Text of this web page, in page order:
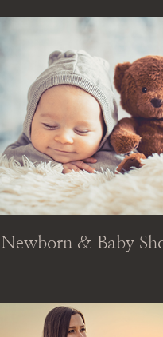
Newborn & Baby